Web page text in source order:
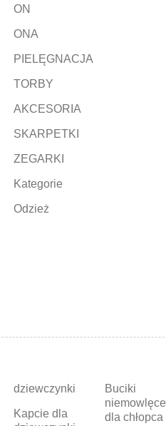
ON
ONA
PIELĘGNACJA
TORBY
AKCESORIA
SKARPETKI
ZEGARKI
Kategorie
Odzież
dziewczynki
Kapcie dla
Buciki
niemowlęce
dla chłopca